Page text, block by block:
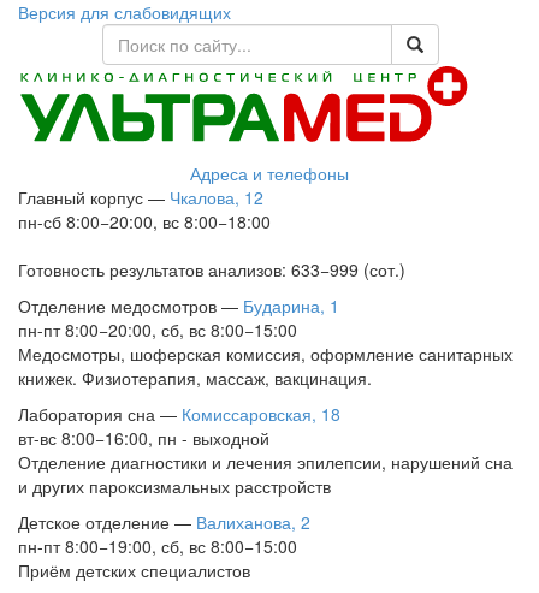
Версия для слабовидящих
Адреса и телефоны
Главный корпус — Чкалова, 12
пн-сб 8:00−20:00, вс 8:00−18:00
Готовность результатов анализов: 633−999 (сот.)
Отделение медосмотров — Бударина, 1
пн-пт 8:00−20:00, сб, вс 8:00−15:00
Медосмотры, шоферская комиссия, оформление санитарных
книжек. Физиотерапия, массаж, вакцинация.
Лаборатория сна — Комиссаровская, 18
вт-вс 8:00−16:00, пн - выходной
Отделение диагностики и лечения эпилепсии, нарушений сна
и других пароксизмальных расстройств
Детское отделение — Валиханова, 2
пн-пт 8:00−19:00, сб, вс 8:00−15:00
Приём детских специалистов